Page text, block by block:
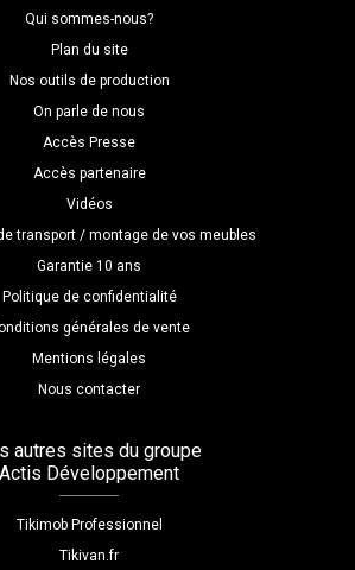
Qui sommes-nous?
Plan du site
Nos outils de production
On parle de nous
Accès Presse
Accès partenaire
Vidéos
transport / montage de vos meubles
Garantie 10 ans
Politique de confidentialité
générales de vente
Mentions légales
Nous contacter
autres sites du groupe
Actis Développement
Tikimob Professionnel
Tikivan.fr